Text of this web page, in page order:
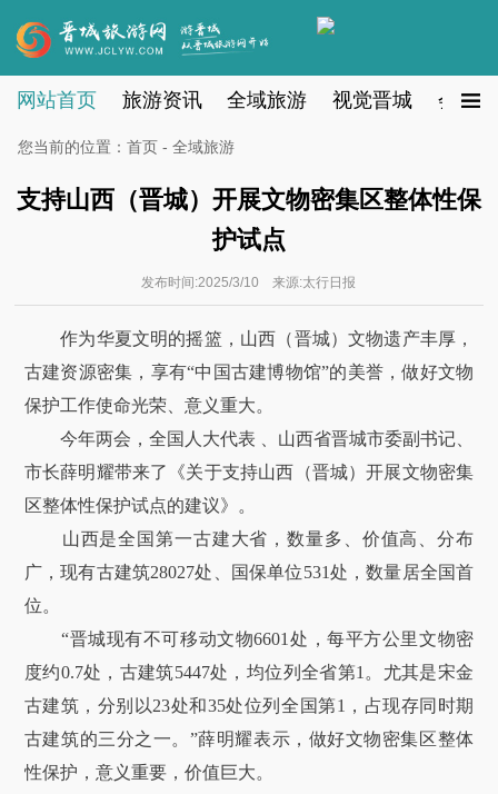
网站首页 旅游资讯 全域旅游 视觉晋城 会员
您当前的位置： 首页 - 全域旅游
支持山西（晋城）开展文物密集区整体性保
护试点
发布时间:2025/3/10 来源:太行日报
作为华夏文明的摇篮，山西（晋城）文物遗产丰厚，
古建资源密集，享有“中国古建博物馆”的美誉，做好文物
保护工作使命光荣、意义重大。
今年两会，全国人大代表 、山西省晋城市委副书记、
市长薛明耀带来了《关于支持山西（晋城）开展文物密集
区整体性保护试点的建议》。
山西是全国第一古建大省，数量多、价值高、分布
广，现有古建筑28027处、国保单位531处，数量居全国首
位。
“晋城现有不可移动文物6601处，每平方公里文物密
度约0.7处，古建筑5447处，均位列全省第1。尤其是宋金
古建筑，分别以23处和35处位列全国第1，占现存同时期
古建筑的三分之一。”薛明耀表示，做好文物密集区整体
性保护，意义重要，价值巨大。